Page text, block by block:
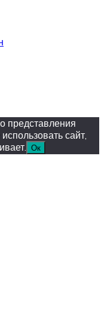
представления
сайт,
Ок